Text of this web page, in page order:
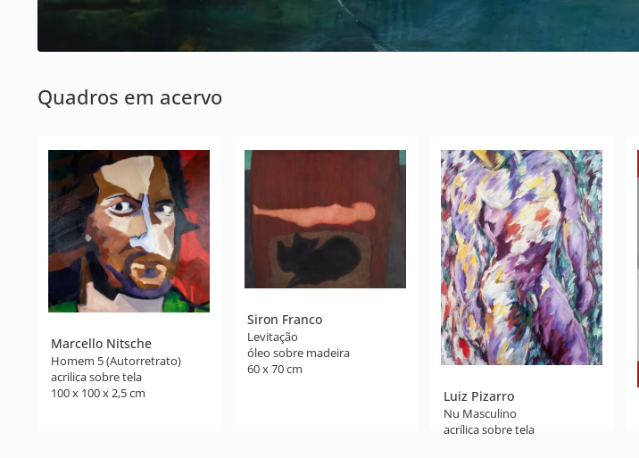
Quadros em acervo
Marcello Nitsche
Homem 5 (Autorretrato)
acrilica sobre tela
100 x 100 x 2,5 cm
Siron Franco
Levitação
óleo sobre madeira
60 x 70 cm
Luiz Pizarro
Nu Masculino
acrílica sobre tela